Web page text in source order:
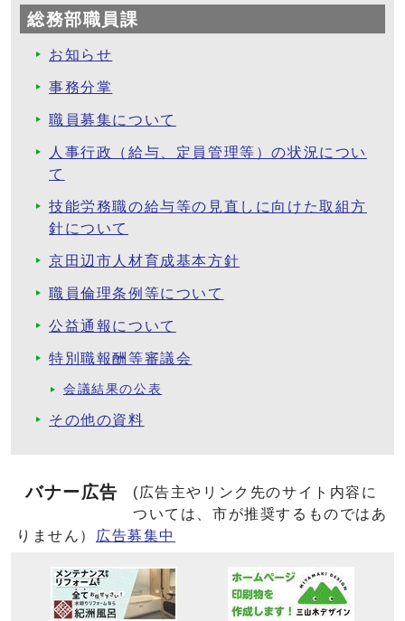
総務部職員課
お知らせ
事務分掌
職員募集について
人事行政（給与、定員管理等）の状況につい
て
技能労務職の給与等の見直しに向けた取組方
針について
京田辺市人材育成基本方針
職員倫理条例等について
公益通報について
特別職報酬等審議会
会議結果の公表
その他の資料
バナー広告
(広告主やリンク先のサイト内容に
ついては、市が推奨するものではあ
りません）
広告募集中